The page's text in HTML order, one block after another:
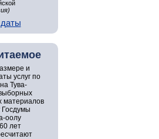
и
услуг по
Тува-
материалов
Госдумы
оолу
лет